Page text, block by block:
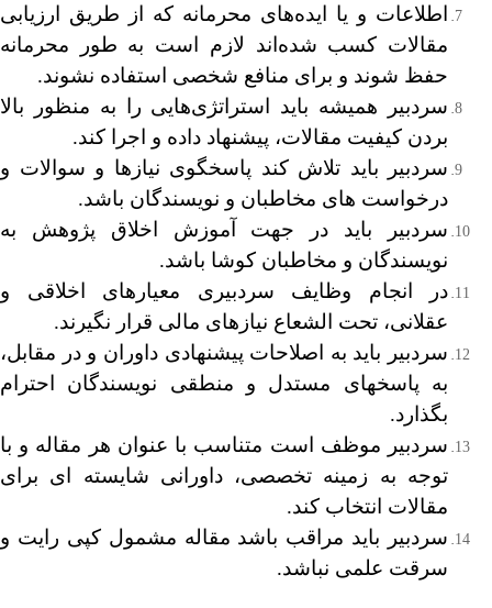
اطلاعات و یا ایده‌های محرمانه که از طریق ارزیابی
مقالات کسب شده‌اند لازم است به طور محرمانه
حفظ شوند و برای منافع شخصی استفاده نشوند.
سردبیر همیشه باید استراتژی‌هایی را به منظور بالا
بردن کیفیت مقالات، پیشنهاد داده و اجرا کند.
سردبیر باید تلاش کند پاسخگوی نیازها و سوالات و
درخواست های مخاطبان و نویسندگان باشد.
سردبیر باید در جهت آموزش اخلاق پژوهش به
نویسندگان و مخاطبان کوشا باشد.
در انجام وظایف سردبیری معیارهای اخلاقی و
عقلانی، تحت الشعاع نیازهای مالی قرار نگیرند.
سردبیر باید به اصلاحات پیشنهادی داوران و در مقابل،
به پاسخهای مستدل و منطقی نویسندگان احترام
بگذارد.
سردبیر موظف است متناسب با عنوان هر مقاله و با
توجه به زمینه تخصصی، داورانی شایسته ای برای
مقالات انتخاب کند.
سردبیر باید مراقب باشد مقاله مشمول کپی رایت و
سرقت علمی نباشد.